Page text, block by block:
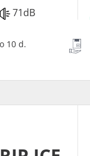
71dB
10 d.